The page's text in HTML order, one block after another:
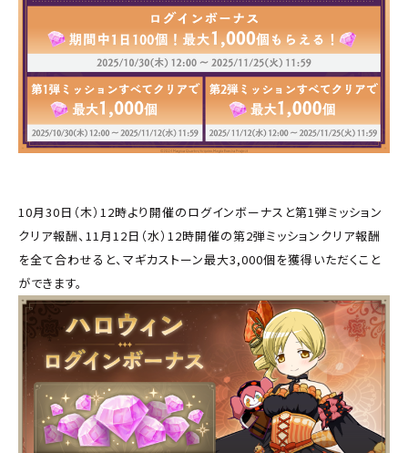
10月30日（木）12時より開催のログインボーナスと第1弾ミッション
クリア報酬、11月12日（水）12時開催の第2弾ミッションクリア報酬
を全て合わせると、マギカストーン最大3,000個を獲得いただくこと
ができます。